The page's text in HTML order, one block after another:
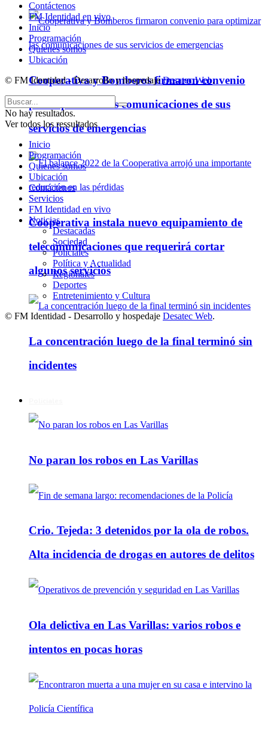
Cooperativa y Bomberos firmaron convenio
para optimizar las comunicaciones de sus
servicios de emergencias
Cooperativa instala nuevo equipamiento de
telecomunicaciones que requerirá cortar
algunos servicios
La concentración luego de la final terminó sin
incidentes
No paran los robos en Las Varillas
Crio. Tejeda: 3 detenidos por la ola de robos.
Alta incidencia de drogas en autores de delitos
Ola delictiva en Las Varillas: varios robos e
intentos en pocas horas
Contáctenos
FM Identidad en vivo
Inicio
Programación
Quienes somos
Ubicación
© FM Identidad - Desarrollo y hospedajeDesatec Web.
No hay resultados.
Ver todos los ressultados
Inicio
Programación
Quienes somos
Ubicación
Contáctenos
Servicios
FM Identidad en vivo
Noticias
Destacadas
Sociedad
Policiales
Política y Actualidad
Regionales
Deportes
Entretenimiento y Cultura
© FM Identidad - Desarrollo y hospedaje Desatec Web.